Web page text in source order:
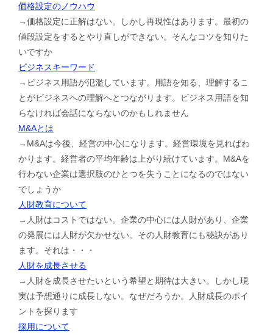
価格設定のノウハウ
→価格設定に正解はない。しかし再現性はあります。最初の
値段設定をするとやり直しができない。そんなコツを知りた
いですか
ビジネスキーワード
→ビジネス用語が氾濫しています。用語を知る、理解するこ
とがビジネスへの理解へとつながります。ビジネス用語を知
らなければ会話にならないのかもしれません
M&Aとは
→M&Aは今後、経営の中心になります。経営環境を見ればわ
かります。経営者の平均年齢は上がり続けています。M&Aを
行わない企業は選択肢のひとつを失うことになるのではない
でしょうか
人財教育について
→人財はコストではない。企業の中心には人財があり、企業
の発展には人財が欠かせない。その人財教育にも秘訣があり
ます。それは・・・
人財を成長させる
→人財を成長させたいという希望と期待は大きい。しかし現
実は予想通りに成長しない。なぜだろうか。人財成長のポイ
ントを探ります
採用について